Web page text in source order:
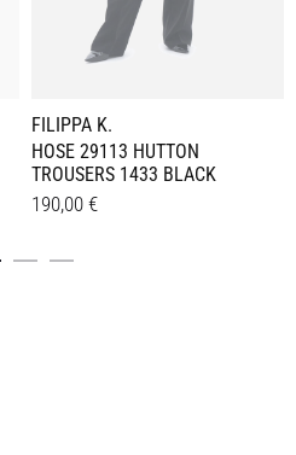
FILIPPA K.
HOSE 29113 HUTTON
TROUSERS 1433 BLACK
190,00 €